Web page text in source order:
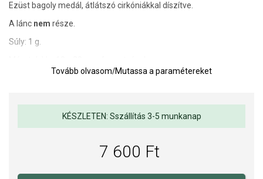
Ezüst bagoly medál, átlátszó cirkóniákkal díszítve.
A lánc nem része.
Súly: 1 g.
megfelel az igényes követelményeknek.
Tovább olvasom/Mutassa a paramétereket
KÉSZLETEN: Sszállítás 3-5 munkanap
7 600 Ft